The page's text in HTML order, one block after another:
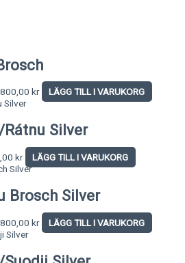
kr LÄGG TILL I VARUKORG
Silver
kr LÄGG TILL I VARUKORG
Brosch Silver
kr LÄGG TILL I VARUKORG